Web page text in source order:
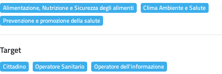
Alimentazione, Nutrizione e Sicurezza degli alimenti
Clima Ambiente e Salute
Prevenzione e promozione della salute
Target
Cittadino Operatore Sanitario Operatore dell'informazione